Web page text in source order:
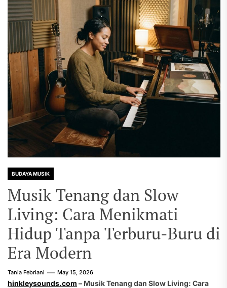
BUDAYA MUSIK
Musik Tenang dan Slow
Living: Cara Menikmati
Hidup Tanpa Terburu-Buru di
Era Modern
Tania Febriani May 15, 2026
hinkleysounds.com – Musik Tenang dan Slow Living: Cara